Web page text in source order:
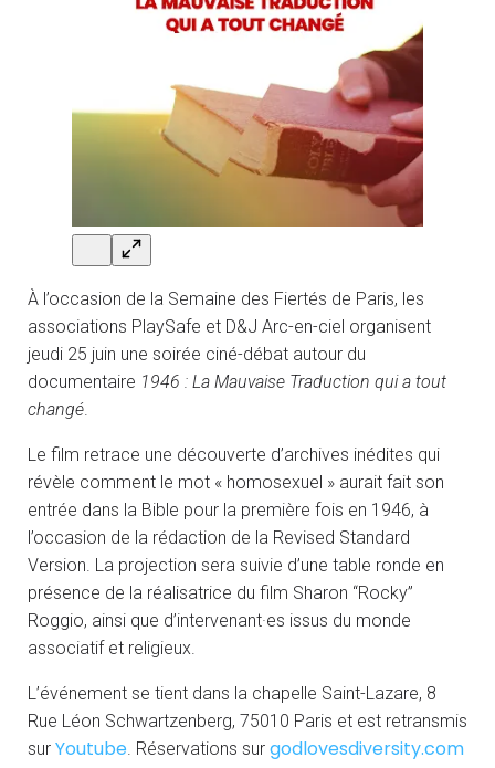
À l’occasion de la Semaine des Fiertés de Paris, les
associations PlaySafe et D&J Arc-en-ciel organisent
jeudi 25 juin une soirée ciné-débat autour du
documentaire 1946 : La Mauvaise Traduction qui a tout
changé
Le film retrace une découverte d’archives inédites qui
révèle comment le mot « homosexuel » aurait fait son
entrée dans la Bible pour la première fois en 1946, à
l’occasion de la rédaction de la Revised Standard
Version. La projection sera suivie d’une table ronde en
présence de la réalisatrice du film Sharon “Rocky”
Roggio, ainsi que d’intervenant·es issus du monde
associatif et religieux.
L’événement se tient dans la chapelle Saint-Lazare, 8
Rue Léon Schwartzenberg, 75010 Paris et est retransmis
sur Youtube . Réservations sur godlovesdiversity.com